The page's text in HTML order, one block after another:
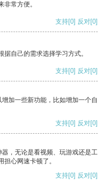
常方便。
支持[0] 反对[0]
自己的需求选择学习方式。
支持[0] 反对[0]
加一些新功能，比如增加一个自
支持[0] 反对[0]
，无论是看视频、玩游戏还是工
心网速卡顿了。
支持[0] 反对[0]